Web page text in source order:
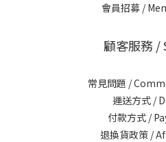
會員招募 /
顧客服務 /
常見問題 /
運送方式 /
付款方式 /
退換貨政策 /